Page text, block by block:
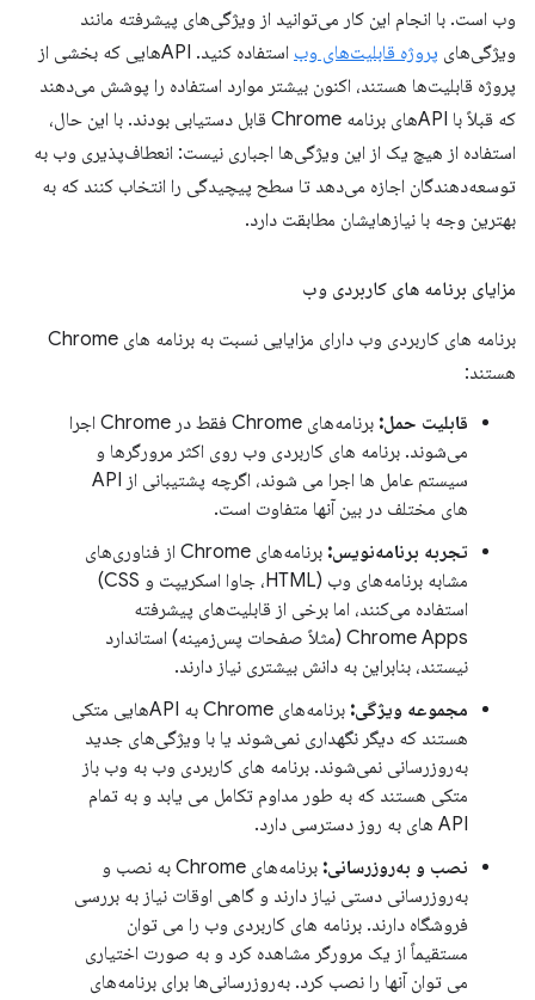
وب است. با انجام این کار می‌توانید از ویژگی‌های پیشرفته مانند
ویژگی‌های پروژه قابلیت‌های وب
استفاده کنید. APIهایی که بخشی از
پروژه قابلیت‌ها هستند، اکنون بیشتر موارد استفاده را پوشش می‌دهند
که قبلاً با APIهای برنامه Chrome قابل دستیابی بودند. با این حال،
استفاده از هیچ یک از این ویژگی‌ها اجباری نیست: انعطاف‌پذیری وب به
توسعه‌دهندگان اجازه می‌دهد تا سطح پیچیدگی را انتخاب کنند که به
بهترین وجه با نیازهایشان مطابقت دارد.
مزایای برنامه های کاربردی وب
برنامه های کاربردی وب دارای مزایایی نسبت به برنامه های Chrome
هستند:
قابلیت حمل:
برنامه‌های Chrome فقط در Chrome اجرا
می‌شوند. برنامه های کاربردی وب روی اکثر مرورگرها و
سیستم عامل ها اجرا می شوند، اگرچه پشتیبانی از API
های مختلف در بین آنها متفاوت است.
تجربه برنامه‌نویس:
برنامه‌های Chrome از فناوری‌های
مشابه برنامه‌های وب (HTML، جاوا اسکریپت و CSS)
استفاده می‌کنند، اما برخی از قابلیت‌های پیشرفته
Chrome Apps (مثلاً صفحات پس‌زمینه) استاندارد
نیستند، بنابراین به دانش بیشتری نیاز دارند.
مجموعه ویژگی:
برنامه‌های Chrome به APIهایی متکی
هستند که دیگر نگهداری نمی‌شوند یا با ویژگی‌های جدید
به‌روزرسانی نمی‌شوند. برنامه های کاربردی وب به وب باز
متکی هستند که به طور مداوم تکامل می یابد و به تمام
API های به روز دسترسی دارد.
نصب و به‌روزرسانی:
برنامه‌های Chrome به نصب و
به‌روزرسانی دستی نیاز دارند و گاهی اوقات نیاز به بررسی
فروشگاه دارند. برنامه های کاربردی وب را می توان
مستقیماً از یک مرورگر مشاهده کرد و به صورت اختیاری
می توان آنها را نصب کرد. به‌روزرسانی‌ها برای برنامه‌های